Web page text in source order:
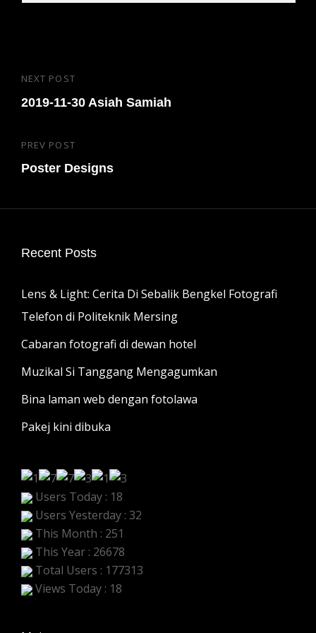
Post
navigation
Previous
Post
PREV POST
Poster Designs
Next
Post
NEXT POST
2019-11-30 Asiah Samiah
Recent Posts
Lens & Light: Cerita Di Sebalik Bengkel Fotografi
Telefon di Politeknik Mersing
Cabaran fotografi di dewan hotel
Muzikal Si Tanggang Mengagumkan
Bina laman web dengan fotolawa
Pakej kini dibuka
Users Today : 18
Users Yesterday : 32
This Month : 251
This Year : 26678
Total Users : 177313
Views Today : 18